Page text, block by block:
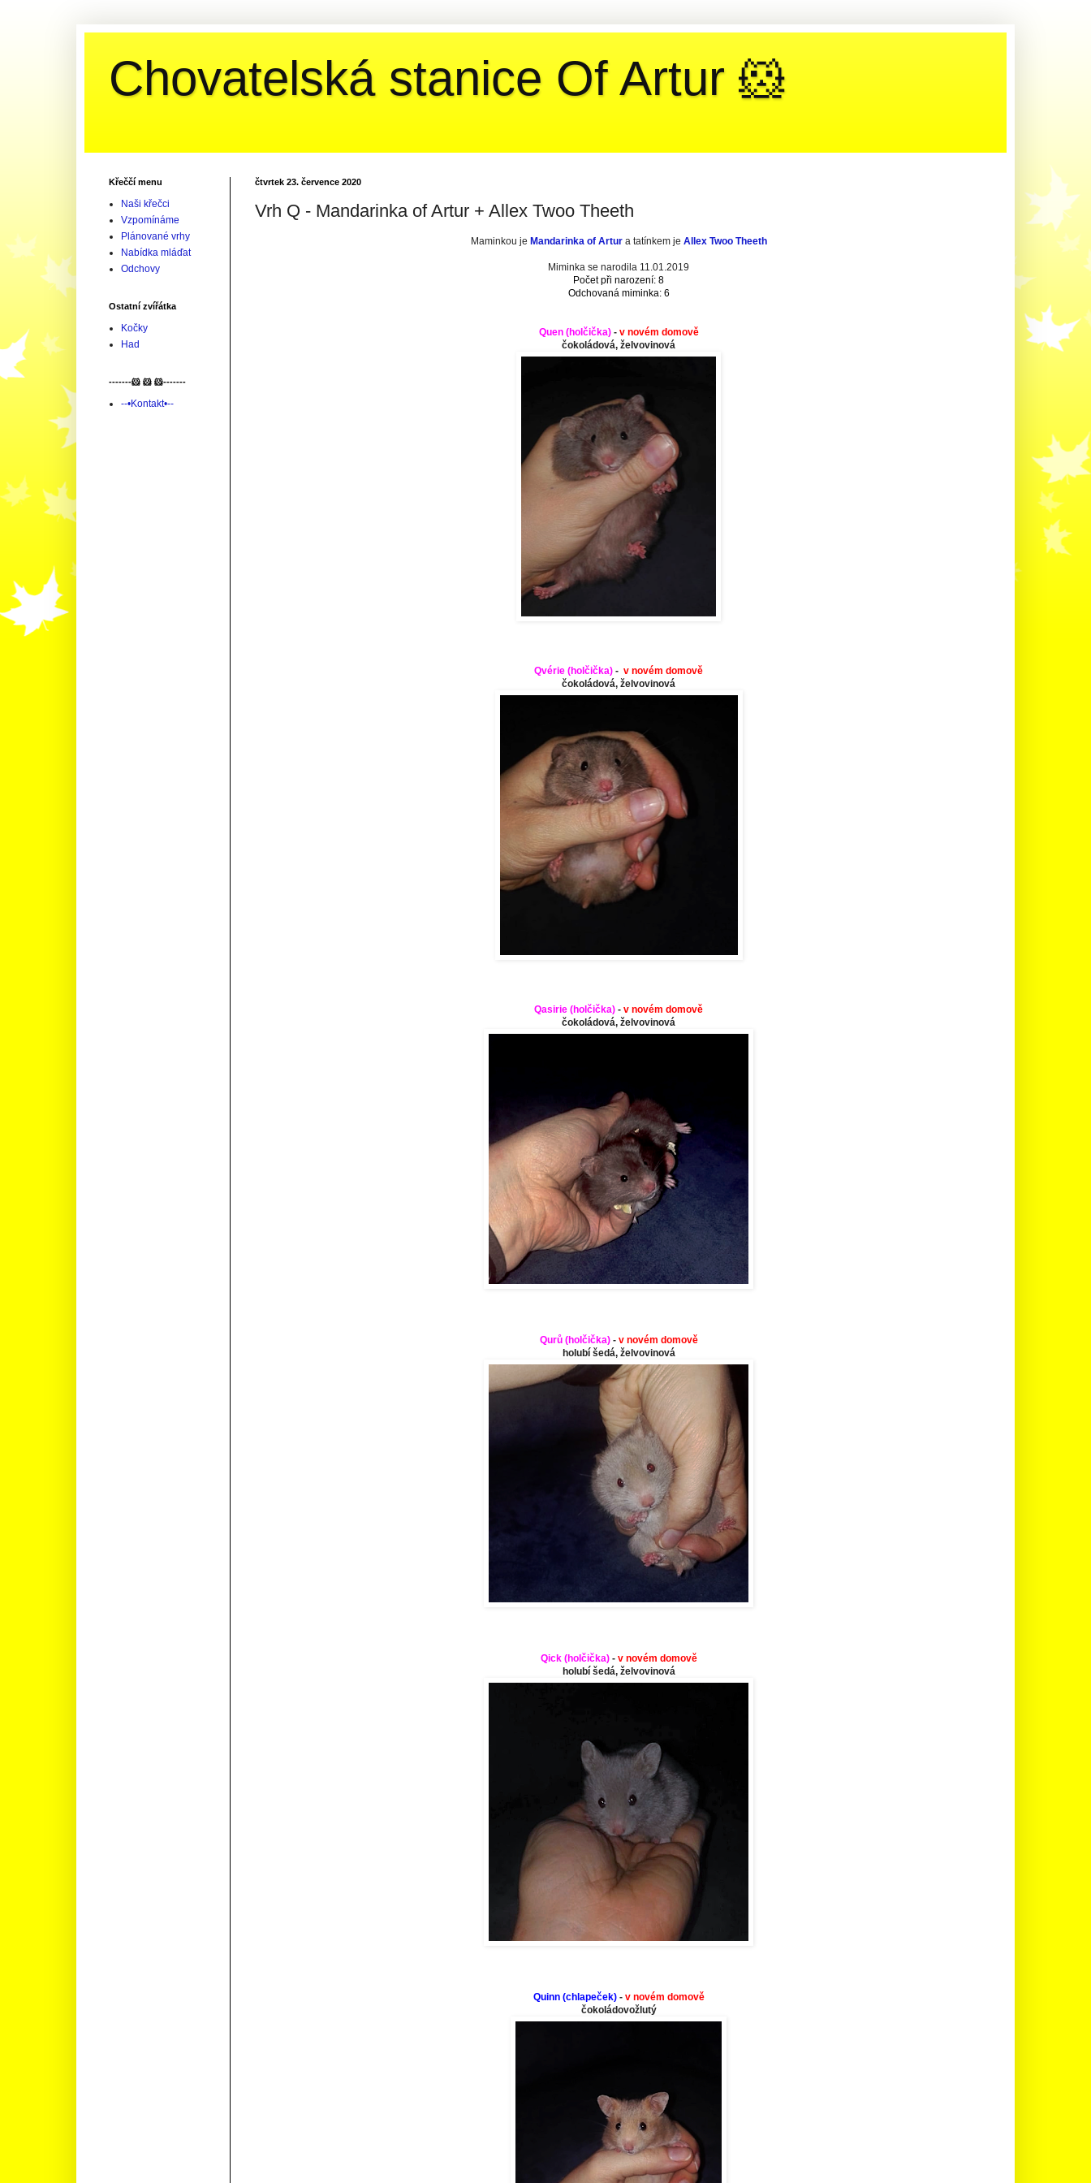
Chovatelská stanice Of Artur 🐹
čtvrtek 23. července 2020
Vrh Q - Mandarinka of Artur + Allex Twoo Theeth
Maminkou je Mandarinka of Artura tatínkem je Allex Twoo Theeth
Miminka se narodila 11.01.2019
Počet při narození: 8
Odchovaná miminka: 6
Quen (holčička) - v novém domově
čokoládová, želvovinová
Qvérie (holčička) - v novém domově
čokoládová, želvovinová
Qasirie (holčička) - v novém domově
čokoládová, želvovinová
Qurů (holčička) - v novém domově
holubí šedá, želvovinová
Qick (holčička) - v novém domově
holubí šedá, želvovinová
Quinn (chlapeček) - v novém domově
čokoládovožlutý
Křeččí menu
Naši křečci
Vzpomínáme
Plánované vrhy
Nabídka mláďat
Odchovy
Ostatní zvířátka
Kočky
Had
-------🐹 🐹 🐹-------
--•Kontakt•--